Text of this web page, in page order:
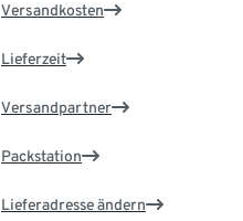
Versandkosten
Lieferzeit
Versandpartner
Packstation
Lieferadresse ändern